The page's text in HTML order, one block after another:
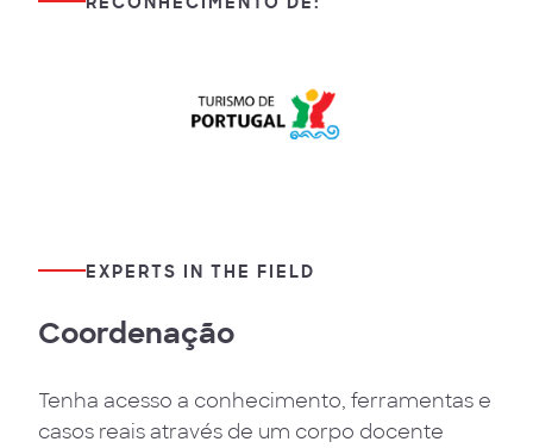
EXPERTS IN THE FIELD
Coordenação
Tenha acesso a conhecimento, ferramentas e
casos reais através de um corpo docente